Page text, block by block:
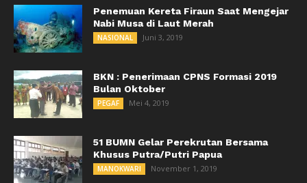
Penemuan Kereta Firaun Saat Mengejar
Nabi Musa di Laut Merah
NASIONAL Juni 3, 2019
BKN : Penerimaan CPNS Formasi 2019
Bulan Oktober
PEGAF Mei 4, 2019
51 BUMN Gelar Perekrutan Bersama
Khusus Putra/Putri Papua
MANOKWARI November 1, 2019